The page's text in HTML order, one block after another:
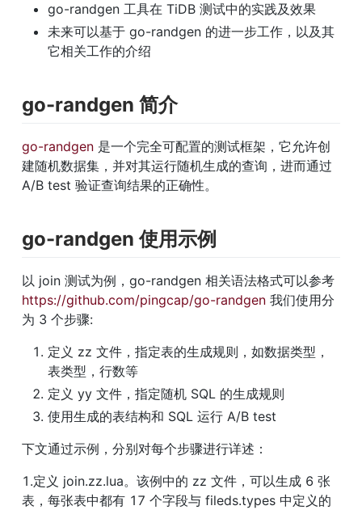
go-randgen 工具在 TiDB 测试中的实践及效果
未来可以基于 go-randgen 的进一步工作，以及其
它相关工作的介绍
go-randgen 简介
go-randgen 是一个完全可配置的测试框架，它允许创
建随机数据集，并对其运行随机生成的查询，进而通过
A/B test 验证查询结果的正确性。
go-randgen 使用示例
以 join 测试为例，go-randgen 相关语法格式可以参考
https://github.com/pingcap/go-randgen 我们使用分
为 3 个步骤:
定义 zz 文件，指定表的生成规则，如数据类型，
表类型，行数等
定义 yy 文件，指定随机 SQL 的生成规则
使用生成的表结构和 SQL 运行 A/B test
下文通过示例，分别对每个步骤进行详述：
1.定义 join.zz.lua。该例中的 zz 文件，可以生成 6 张
表，每张表中都有 17 个字段与 fileds.types 中定义的